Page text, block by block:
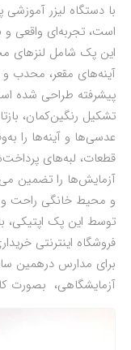
با دستگاه لیزر آموزشی
است، تجربه‌ای واقعی
آینه‌های مقعر، محدب
پیشرفته طراحی شده
تشکیل رنگین‌کمان،
عدسی‌ها و آینه‌ها را
قطعات، لبه‌های
آزمایش‌ها را تضمین
و محیط خانگی راحت و
فروشگاه اینترنتی
برای مدارس درهمین
آزمایشگاهی، بصورت